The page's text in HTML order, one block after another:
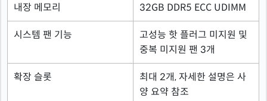
내장 메모리 32GB DDR5 ECC UDIMM
시스템 팬 기능
고성능 핫 플러그 미지원 및
중복 미지원 팬 3개
확장 슬롯
최대 2개, 자세한 설명은 사
양 요약 참조